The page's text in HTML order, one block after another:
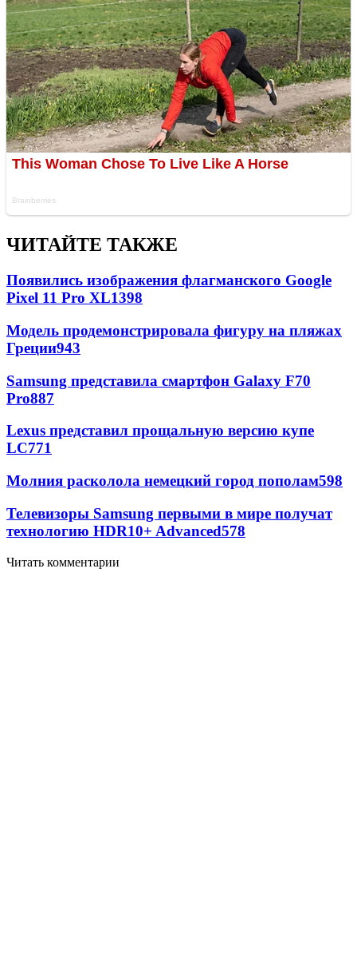
ЧИТАЙТЕ ТАКЖЕ
Появились изображения флагманского Google
Pixel 11 Pro XL1398
Модель продемонстрировала фигуру на пляжах
Греции943
Samsung представила смартфон Galaxy F70
Pro887
Lexus представил прощальную версию купе
LC771
Молния расколола немецкий город пополам598
Телевизоры Samsung первыми в мире получат
технологию HDR10+ Advanced578
Читать комментарии